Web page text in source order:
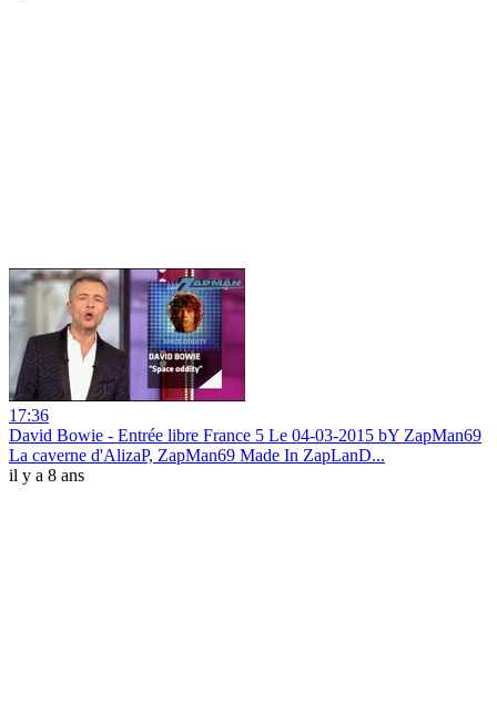
17:36
David Bowie - Entrée libre France 5 Le 04-03-2015 bY ZapMan69
La caverne d'AlizaP, ZapMan69 Made In ZapLanD...
il y a 8 ans